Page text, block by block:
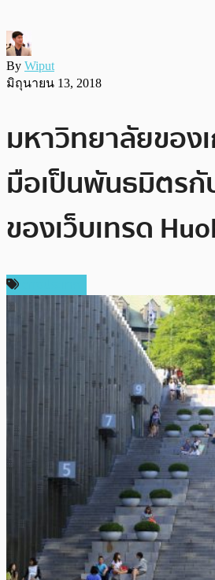
By Wiput
มิถุนายน 13, 2018
มหาวิทยาลัยของ
มือเป็นพันธมิตร
ของเว็บเทรด